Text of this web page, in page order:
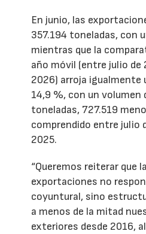
En junio, las
357.194 toneladas, con
mientras que la
año móvil (entre julio de
2026) arroja igualmente
14,9 %, con un volumen
toneladas, 727.519
comprendido entre julio
2025.
“Queremos reiterar que
exportaciones no
coyuntural, sino
a menos de la mitad
exteriores desde 2016,